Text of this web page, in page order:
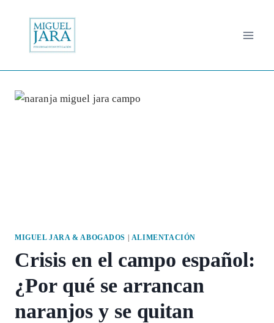
contenido
MIGUEL JARA & ABOGADOS ALIMENTACIÓN
Crisis en el campo español:
¿Por qué se arrancan
naranjos y se quitan